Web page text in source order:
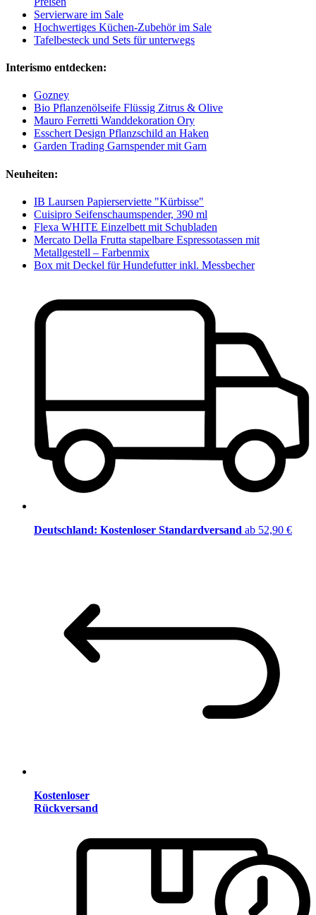
Servierware im Sale
Hochwertiges Küchen-Zubehör im Sale
Tafelbesteck und Sets für unterwegs
Interismo entdecken:
Gozney
Bio Pflanzenölseife Flüssig Zitrus & Olive
Mauro Ferretti Wanddekoration Ory
Esschert Design Pflanzschild an Haken
Garden Trading Garnspender mit Garn
Neuheiten:
IB Laursen Papierserviette "Kürbisse"
Cuisipro Seifenschaumspender, 390 ml
Flexa WHITE Einzelbett mit Schubladen
Mercato Della Frutta stapelbare Espressotassen mit
Metallgestell – Farbenmix
Box mit Deckel für Hundefutter inkl. Messbecher
Deutschland: Kostenloser Standardversand ab 52,90 €
Kostenloser
Rückversand